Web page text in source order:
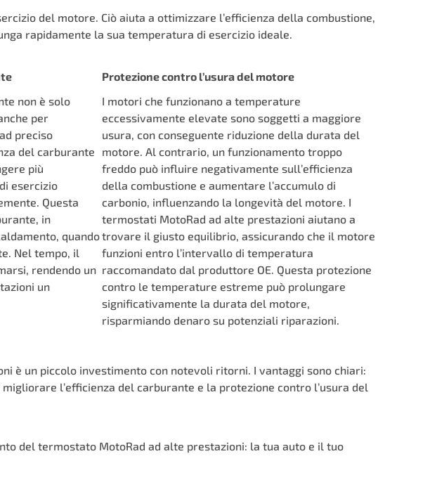
del motore. Ciò aiuta a ottimizzare l’efficienza della combustione,
rapidamente la sua temperatura di esercizio ideale.
non è solo
per
preciso
del carburante
più
esercizio
Questa
in
quando
Nel tempo, il
rendendo un
un
Protezione contro l’usura del motore
I motori che funzionano a temperature
eccessivamente elevate sono soggetti a maggiore
usura, con conseguente riduzione della durata del
motore. Al contrario, un funzionamento troppo
freddo può influire negativamente sull’efficienza
della combustione e aumentare l’accumulo di
carbonio, influenzando la longevità del motore. I
termostati MotoRad ad alte prestazioni aiutano a
trovare il giusto equilibrio, assicurando che il motore
funzioni entro l’intervallo di temperatura
raccomandato dal produttore OE. Questa protezione
contro le temperature estreme può prolungare
significativamente la durata del motore,
risparmiando denaro su potenziali riparazioni.
è un piccolo investimento con notevoli ritorni. I vantaggi sono chiari:
l’efficienza del carburante e la protezione contro l’usura del
del termostato MotoRad ad alte prestazioni: la tua auto e il tuo